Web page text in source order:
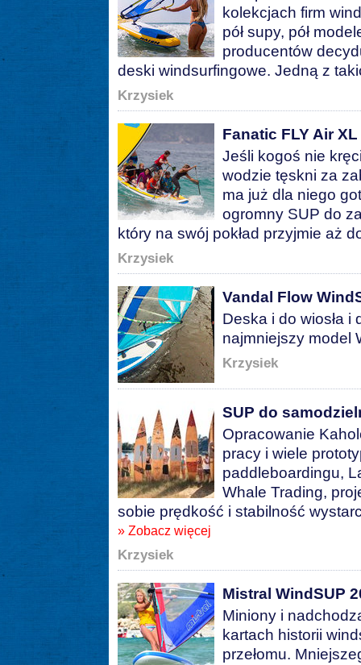
kolekcjach firm
pół supy, pół
producentów
deski windsurfingowe. Jedną z
Krzysiek
Fanatic FLY Air
Jeśli kogoś nie
wodzie tęskni za
ma już dla niego
ogromny SUP do
który na swój pokład przyjmie aż
Krzysiek
Vandal Flow
Deska i do wiosła i
najmniejszy model
Krzysiek
SUP do
Opracowanie
pracy i wiele
paddleboardingu,
Whale Trading,
sobie prędkość i stabilność
» Zobacz więcej
Krzysiek
Mistral WindSUP
Miniony i
kartach historii
przełomu.